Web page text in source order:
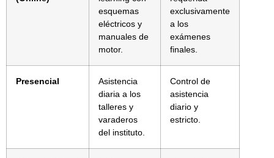
esquemas
eléctricos y
manuales de
motor.
exclusivamente
a los
exámenes
finales.
Presencial
Asistencia
diaria a los
talleres y
varaderos
del instituto.
Control de
asistencia
diario y
estricto.